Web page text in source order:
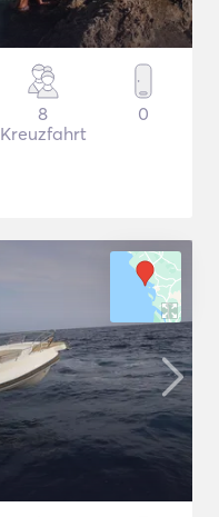
8
Kreuzfahrt
0